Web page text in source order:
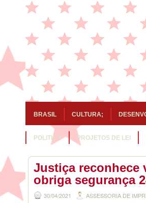
BRASIL CULTURA;
POLITICA PROJETOS DE LEI
Justiça reconhece
obriga segurança
30/04/2021 ASSESSORIA DE